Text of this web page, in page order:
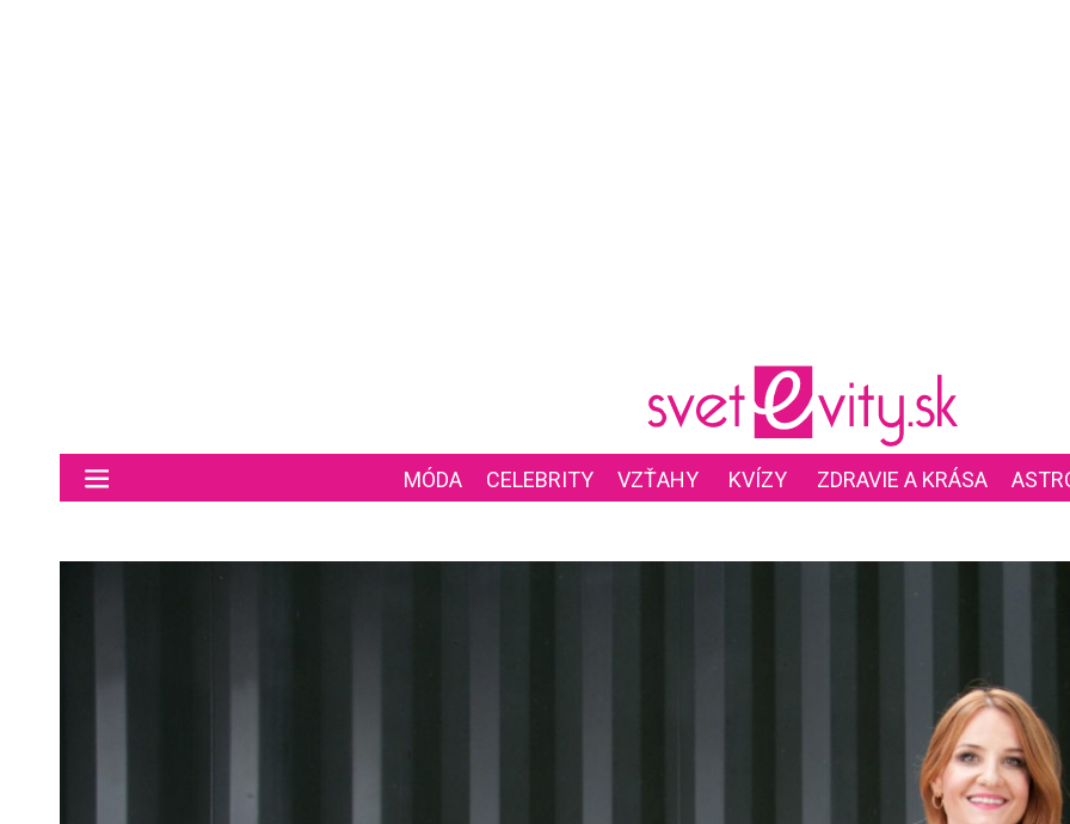
MÓDA CELEBRITY VZŤAHY KVÍZY ZDRAVIE A KRÁSA